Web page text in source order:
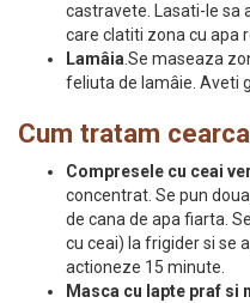
castravete. Lasati-le sa
care clatiti zona cu apa
Lamâia .Se maseaza
feliuta de lamâie. Aveti
Cum tratam
Compresele cu ceai
concentrat. Se pun
de cana de apa fiarta.
cu ceai) la frigider si se
actioneze 15 minute.
Masca cu lapte praf si